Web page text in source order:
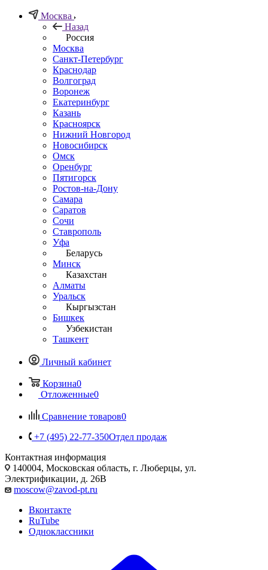
Москва
Назад
Россия
Москва
Санкт-Петербург
Краснодар
Волгоград
Воронеж
Екатеринбург
Казань
Красноярск
Нижний Новгород
Новосибирск
Омск
Оренбург
Пятигорск
Ростов-на-Дону
Самара
Саратов
Сочи
Ставрополь
Уфа
Беларусь
Минск
Казахстан
Алматы
Уральск
Кыргызстан
Бишкек
Узбекистан
Ташкент
Личный кабинет
Корзина0
Отложенные0
Сравнение товаров0
+7 (495) 22-77-350Отдел продаж
Контактная информация
140004, Московская область, г. Люберцы, ул.
Электрификации, д. 26В
moscow@zavod-pt.ru
Вконтакте
RuTube
Одноклассники